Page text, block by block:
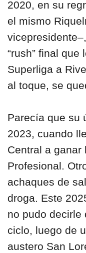
2020, en su
el mismo
“rush” final
Superliga a
al toque, se
Parecía que su
2023, cuando
Central a ganar
Profesional.
achaques de
droga. Este
no pudo decirle
ciclo, luego de
austero San